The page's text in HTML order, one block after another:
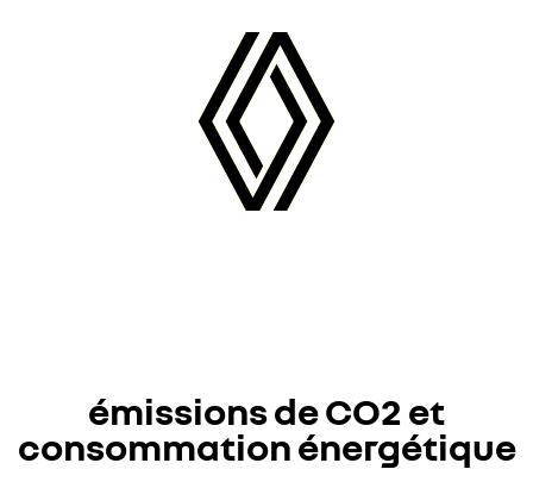
color:black;mso-
ansi-
language:EN-
US;mso-
fareast-
language:EN-
US;mso-
bidi-
language:
AR-
SA">Hayon
mains
libres&nbsp;
</span>
émissions de CO2 et
consommation énergétique